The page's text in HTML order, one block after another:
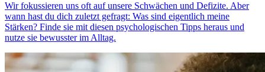
Wir fokussieren uns oft auf unsere Schwächen und Defizite. Aber
wann hast du dich zuletzt gefragt: Was sind eigentlich meine
Stärken? Finde sie mit diesen psychologischen Tipps heraus und
nutze sie bewusster im Alltag.